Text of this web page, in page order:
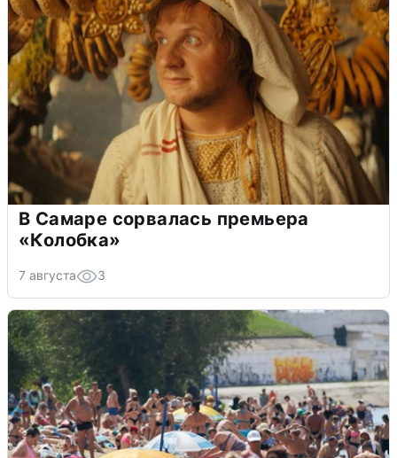
В Самаре сорвалась премьера
«Колобка»
7 августа 3